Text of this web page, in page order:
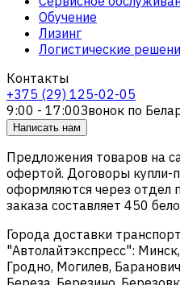
Обучение
Лизинг
Логистические
Контакты
+375 (29) 125-02-05
9:00 - 17:00Звонок по
Написать нам
Предложения товаров на
офертой. Договоры купли-
оформляются через отдел
заказа составляет 450
Города доставки
"Автолайтэкспресс":
Гродно, Могилев,